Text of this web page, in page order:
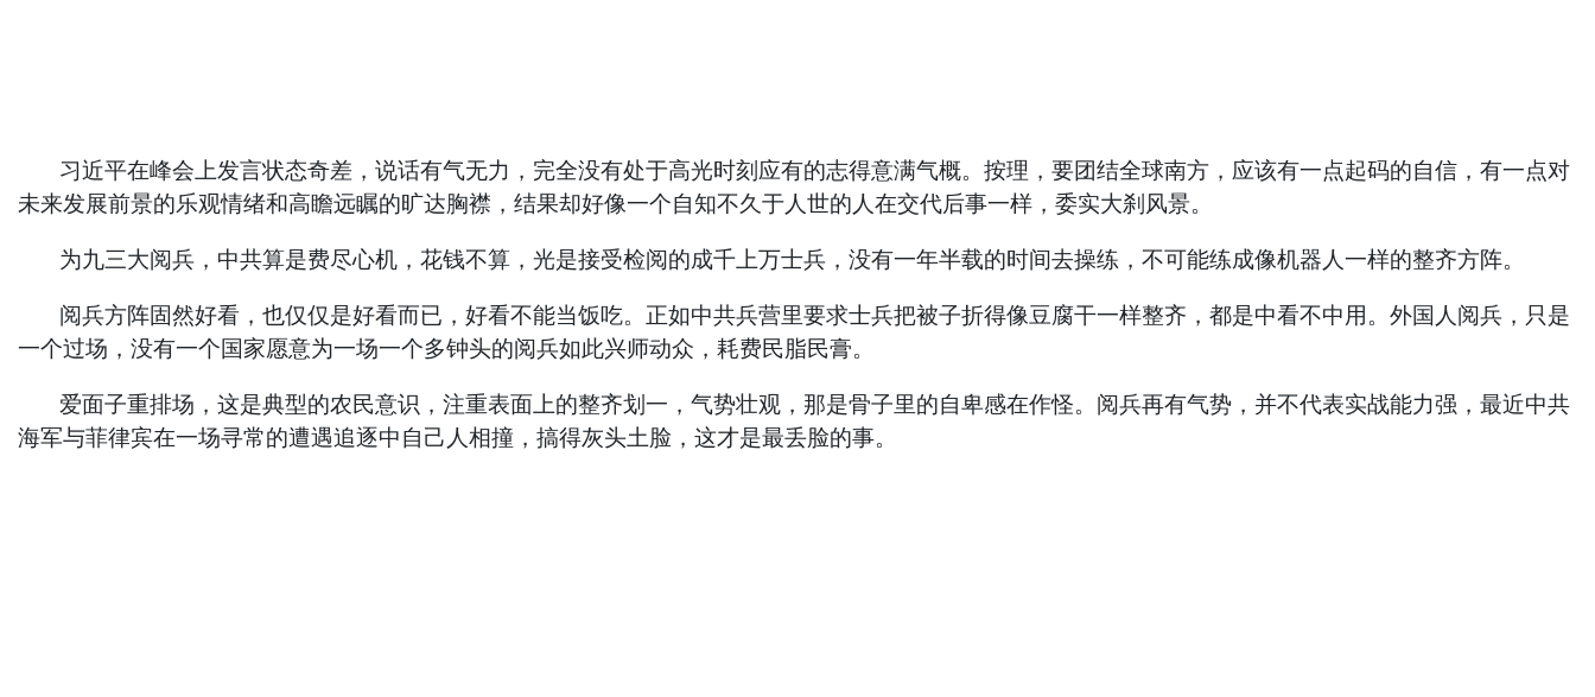
习近平在峰会上发言状态奇差，说话有气无力，完全没有处于高光时刻应有的志得意满气概。按理，要团结全球南方，应该有一点起码的自信，有一点对
未来发展前景的乐观情绪和高瞻远瞩的旷达胸襟，结果却好像一个自知不久于人世的人在交代后事一样，委实大刹风景。
为九三大阅兵，中共算是费尽心机，花钱不算，光是接受检阅的成千上万士兵，没有一年半载的时间去操练，不可能练成像机器人一样的整齐方阵。
阅兵方阵固然好看，也仅仅是好看而已，好看不能当饭吃。正如中共兵营里要求士兵把被子折得像豆腐干一样整齐，都是中看不中用。外国人阅兵，只是
一个过场，没有一个国家愿意为一场一个多钟头的阅兵如此兴师动众，耗费民脂民膏。
爱面子重排场，这是典型的农民意识，注重表面上的整齐划一，气势壮观，那是骨子里的自卑感在作怪。阅兵再有气势，并不代表实战能力强，最近中共
海军与菲律宾在一场寻常的遭遇追逐中自己人相撞，搞得灰头土脸，这才是最丢脸的事。